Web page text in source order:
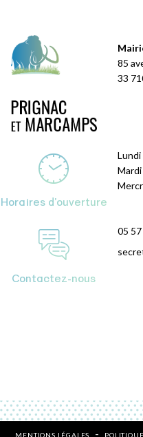
85
33
Horaires d'ouverture
Contactez-nous
05
MENTIONS LÉGALES